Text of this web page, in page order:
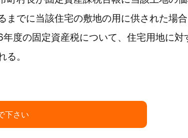
までに当該住宅の敷地の用に供された場合
度の固定資産税について、住宅用地に対
。
下さい